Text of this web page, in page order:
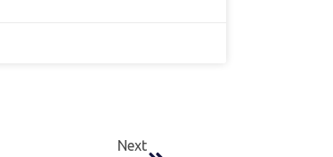
Next